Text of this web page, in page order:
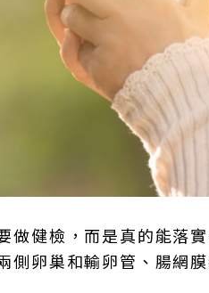
做健檢，而是真的能落
卵巢和輸卵管、腸網